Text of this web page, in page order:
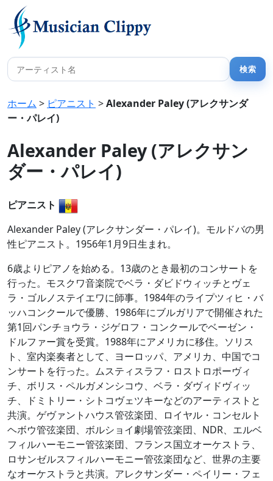
ホーム > ピアニスト >Alexander Paley (アレクサンダ
ー・パレイ)
Alexander Paley (アレクサン
ダー・パレイ)
ピアニスト
Alexander Paley (アレクサンダー・パレイ)。モルドバの男
性ピアニスト。1956年1月9日生まれ。
6歳よりピアノを始める。13歳のとき最初のコンサートを
行った。モスクワ音楽院でベラ・ダビドウィッチとヴェ
ラ・ゴルノステイエワに師事。1984年のライプツィヒ・バ
ッハコンクールで優勝、1986年にブルガリアで開催された
第1回パンチョウラ・ジゲロフ・コンクールでベーゼン・
ドルファー賞を受賞。1988年にアメリカに移住。ソリス
ト、室内楽奏者として、ヨーロッパ、アメリカ、中国でコ
ンサートを行った。ムスティスラフ・ロストロポーヴィ
チ、ボリス・ペルガメンシコウ、ベラ・ダヴィドヴィッ
チ、ドミトリー・シトコヴェツキーなどのアーティストと
共演。ゲヴァントハウス管弦楽団、ロイヤル・コンセルト
ヘボウ管弦楽団、ボルショイ劇場管弦楽団、NDR、エルベ
フィルハーモニー管弦楽団、フランス国立オーケストラ、
ロサンゼルスフィルハーモニー管弦楽団など、世界の主要
なオーケストラと共演。アレクサンダー・ペイリー・フェ